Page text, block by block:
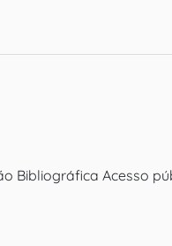
Bibliográfica Acesso